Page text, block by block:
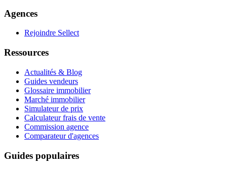
Agences
Rejoindre Sellect
Ressources
Actualités & Blog
Guides vendeurs
Glossaire immobilier
Marché immobilier
Simulateur de prix
Calculateur frais de vente
Commission agence
Comparateur d'agences
Guides populaires